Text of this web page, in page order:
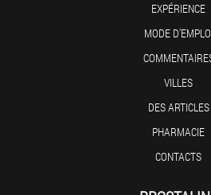
EXPÉRIENCE
MODE
VILLES
DES ARTICLES
PHARMACIE
CONTACTS